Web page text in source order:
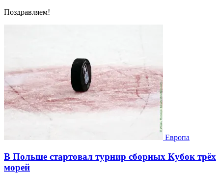
Поздравляем!
Европа
В Польше стартовал турнир сборных Кубок трёх
морей